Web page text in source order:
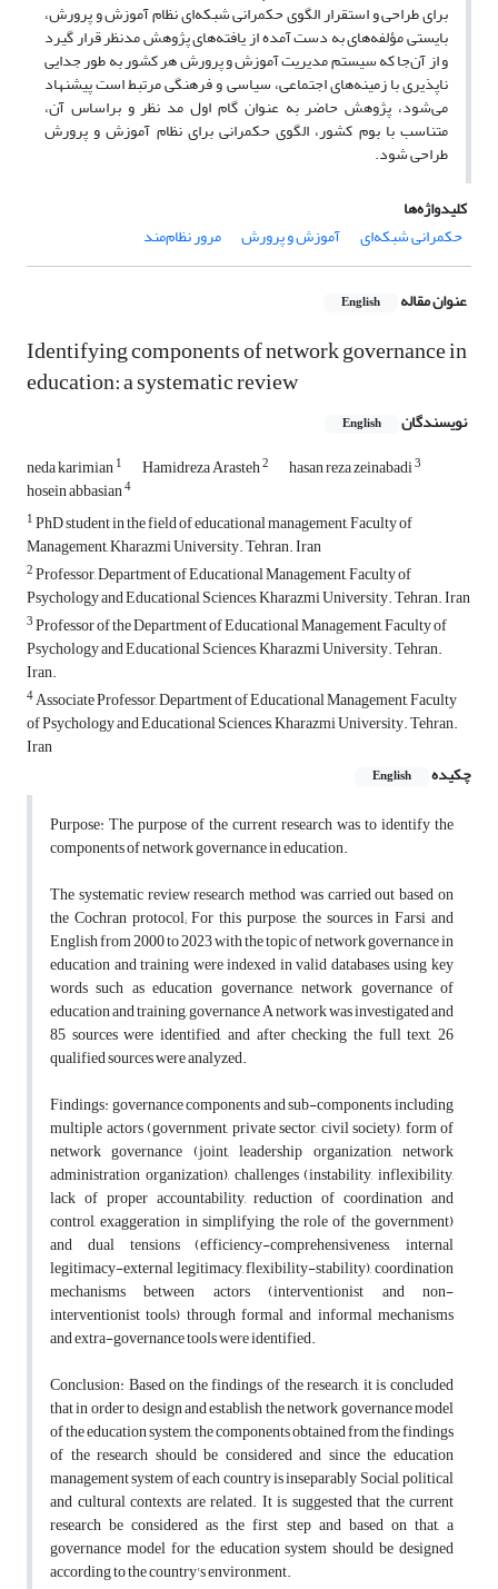
برای طراحی و استقرار الگوی حکمرانی شبکه‌ای نظام آموزش و پرورش،
بایستی مؤلفه‌های به دست آمده از یافته‌های پژوهش مدنظر قرار گیرد
و از آن‌جا که سیستم مدیریت آموزش و پرورش هر کشور به طور جدایی
ناپذیری با زمینه‌های اجتماعی، سیاسی و فرهنگی مرتبط است پیشنهاد
می‌شود، پژوهش حاضر به عنوان گام اول مد نظر و براساس آن،
متناسب با بوم کشور، الگوی حکمرانی برای نظام آموزش و پرورش
طراحی شود.
کلیدواژه‌ها
حکمرانی شبکه‌ای
آموزش و پرورش مرور نظام‌مند
عنوان مقاله English
Identifying components of network governance in
education: a systematic review
نویسندگان English
neda karimian1 Hamidreza Arasteh2 hasan reza zeinabadi3
hosein abbasian4
1PhD student in the field of educational management, Faculty of
Management, Kharazmi University. Tehran. Iran
2Professor, Department of Educational Management, Faculty of
Psychology and Educational Sciences, Kharazmi University. Tehran. Iran
3Professor of the Department of Educational Management, Faculty of
Psychology and Educational Sciences, Kharazmi University. Tehran.
Iran.
4Associate Professor, Department of Educational Management, Faculty
of Psychology and Educational Sciences, Kharazmi University. Tehran.
Iran
چکیده
English
Purpose: The purpose of the current research was to identify the
components of network governance in education.
The systematic review research method was carried out based on
the Cochran protocol; For this purpose, the sources in Farsi and
English from 2000 to 2023 with the topic of network governance in
education and training were indexed in valid databases, using key
words such as education governance, network governance of
education and training, governance A network was investigated and
85 sources were identified, and after checking the full text, 26
qualified sources were analyzed.
Findings: governance components and sub-components including
multiple actors (government, private sector, civil society), form of
network governance (joint, leadership organization, network
administration organization), challenges (instability, inflexibility,
lack of proper accountability, reduction of coordination and
control, exaggeration in simplifying the role of the government)
and dual tensions (efficiency-comprehensiveness, internal
legitimacy-external legitimacy, flexibility-stability), coordination
mechanisms between actors (interventionist and non-
interventionist tools) through formal and informal mechanisms
and extra-governance tools were identified.
Conclusion: Based on the findings of the research, it is concluded
that in order to design and establish the network governance model
of the education system, the components obtained from the findings
of the research should be considered and since the education
management system of each country is inseparably Social, political
and cultural contexts are related. It is suggested that the current
research be considered as the first step and based on that, a
governance model for the education system should be designed
according to the country's environment.